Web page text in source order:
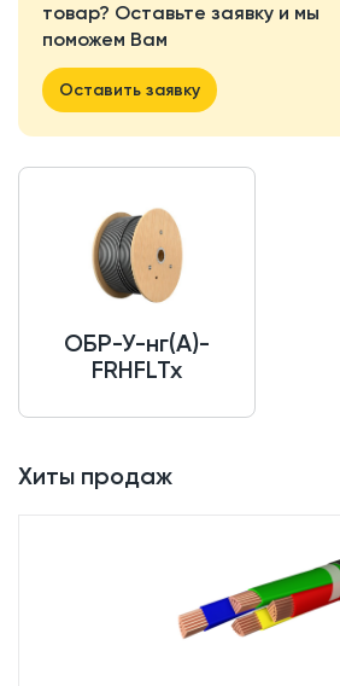
товар? Оставьте заявку и мы
поможем Вам
Оставить заявку
ОБР-У-нг(A)-
FRHFLTx
Хиты продаж